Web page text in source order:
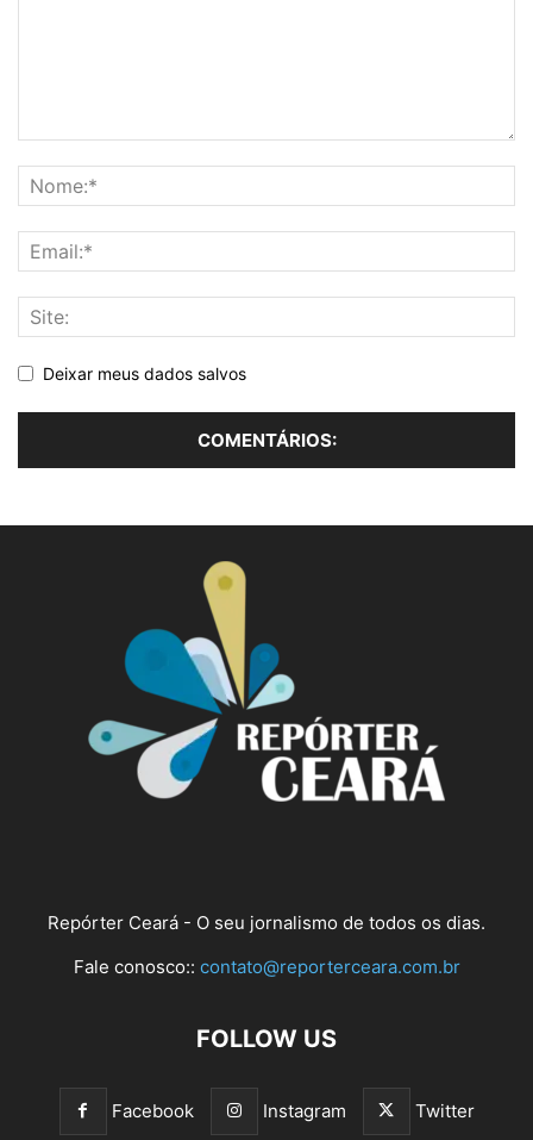
Deixar meus dados salvos
Repórter Ceará - O seu jornalismo de todos os dias.
Fale conosco:: contato@reporterceara.com.br
FOLLOW US
Facebook Instagram Twitter